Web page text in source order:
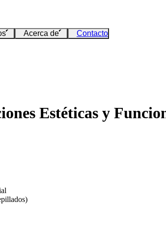
Acerca de Contacto
Estéticas y